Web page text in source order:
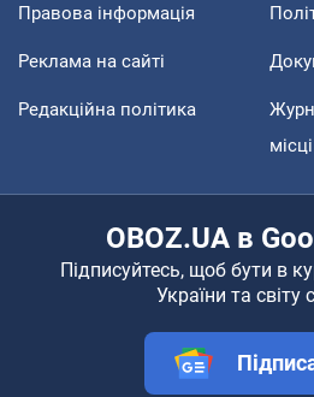
Правова інформація
Реклама на сайті
Редакційна політика
OBOZ.UA в
Підписуйтесь, щоб бути в
України та світу